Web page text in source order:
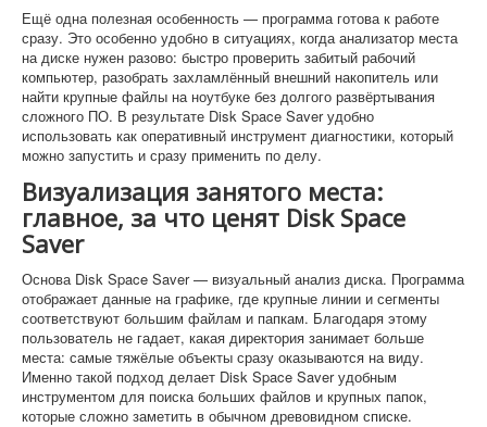
Ещё одна полезная особенность — программа готова к работе
сразу. Это особенно удобно в ситуациях, когда анализатор места
на диске нужен разово: быстро проверить забитый рабочий
компьютер, разобрать захламлённый внешний накопитель или
найти крупные файлы на ноутбуке без долгого развёртывания
сложного ПО. В результате Disk Space Saver удобно
использовать как оперативный инструмент диагностики, который
можно запустить и сразу применить по делу.
Визуализация занятого места:
главное, за что ценят Disk Space
Saver
Основа Disk Space Saver — визуальный анализ диска. Программа
отображает данные на графике, где крупные линии и сегменты
соответствуют большим файлам и папкам. Благодаря этому
пользователь не гадает, какая директория занимает больше
места: самые тяжёлые объекты сразу оказываются на виду.
Именно такой подход делает Disk Space Saver удобным
инструментом для поиска больших файлов и крупных папок,
которые сложно заметить в обычном древовидном списке.